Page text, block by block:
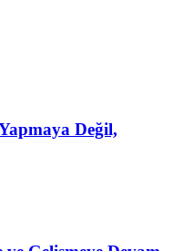
Değil,